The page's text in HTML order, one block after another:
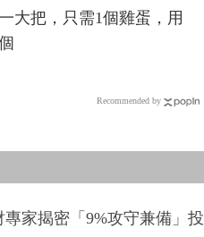
大把，只需1個雞蛋，用
Recommended by
家揭密「9%攻守兼備」投